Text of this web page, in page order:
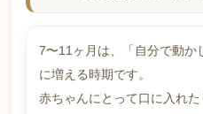
7〜11ヶ月は、「自分で動か
に増える時期です。
赤ちゃんにとって口に入れた